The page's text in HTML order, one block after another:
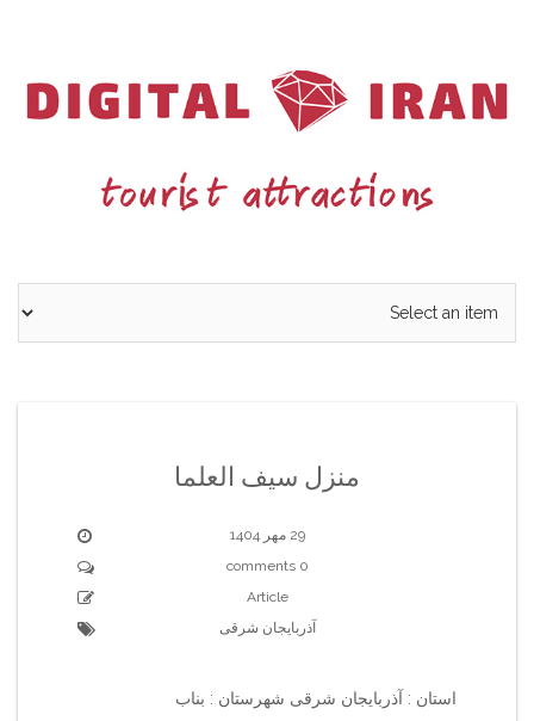
منزل سیف العلما
29 مهر 1404
0 comments
Article
آذربایجان شرقی
استان : آذربایجان شرقی شهرستان : بناب